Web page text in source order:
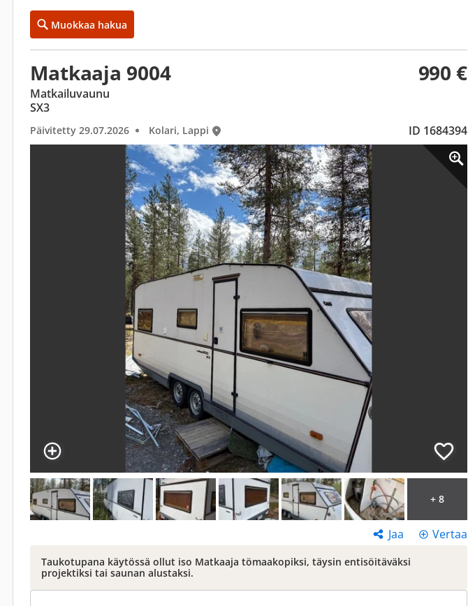
Muokkaa hakua
Matkaaja 9004 990 €
Matkailuvaunu
SX3
Päivitetty 29.07.2026 Kolari, Lappi ID 1684394
+ 8
Jaa Vertaa
Taukotupana käytössä ollut iso Matkaaja tömaakopiksi, täysin entisöitäväksi
projektiksi tai saunan alustaksi.